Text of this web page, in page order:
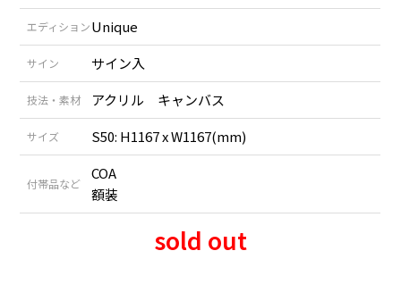
エディションUnique
サイン サイン入
技法・素材 アクリル キャンバス
サイズ S50: H1167 x W1167(mm)
付帯品など
COA
額装
sold out